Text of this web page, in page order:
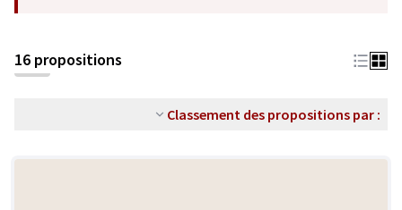
16 propositions
Classement des propositions par :